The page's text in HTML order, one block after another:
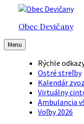
Preskočiť
obsah
Preskočiť
hlavnú
navigáciu
Preskočiť
pätičkuObec Devičany
Menu
Rýchle
Ostré streľby
Kalendár
Virtuálny
Ambulancia
Voľby 2026